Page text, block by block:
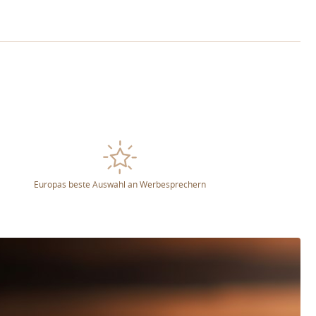
Europas beste Auswahl an Werbesprechern